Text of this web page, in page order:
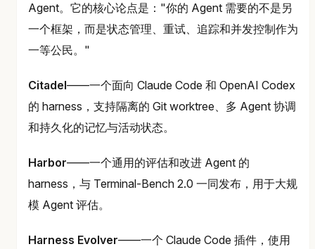
Agent。它的核心论点是："你的 Agent 需要的不是另
一个框架，而是状态管理、重试、追踪和并发控制作为
一等公民。"
Citadel——一个面向 Claude Code 和 OpenAI Codex
的 harness，支持隔离的 Git worktree、多 Agent 协调
和持久化的记忆与活动状态。
Harbor——一个通用的评估和改进 Agent 的
harness，与 Terminal-Bench 2.0 一同发布，用于大规
模 Agent 评估。
Harness Evolver——一个 Claude Code 插件，使用